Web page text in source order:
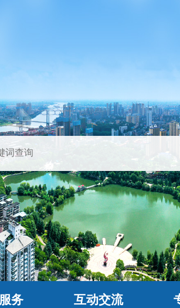
务 互动交流